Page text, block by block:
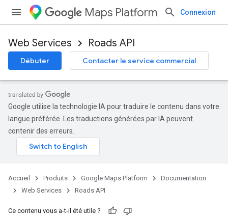
Maps Platform Connexion
Web Services Roads API
Débuter Contacter le service commercial
Google utilise la technologie IA pour traduire le contenu dans votre
langue préférée. Les traductions générées par IA peuvent
contenir des erreurs.
Accueil Produits Google Maps Platform
Documentation
Web Services
Roads API
Ce contenu vous a-t-il été utile ?